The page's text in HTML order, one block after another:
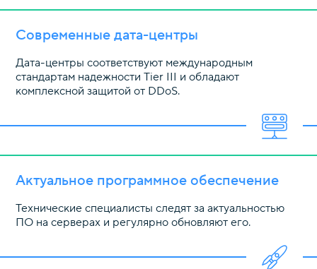
Современные дата-центры
Дата-центры соответствуют международным
стандартам надежности Tier III и обладают
комплексной защитой от DDoS.
Актуальное программное обеспечение
Технические специалисты следят за актуальностью
ПО на серверах и регулярно обновляют его.